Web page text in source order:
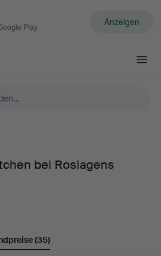
Play Anzeigen
bei Roslagens
(35)